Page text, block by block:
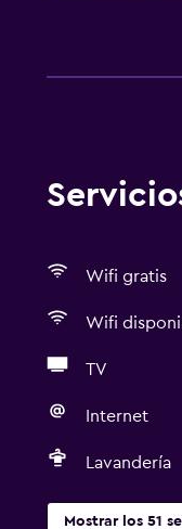
Wifi gratis
Wifi
TV
Internet
Lavandería
Mostrar los 51